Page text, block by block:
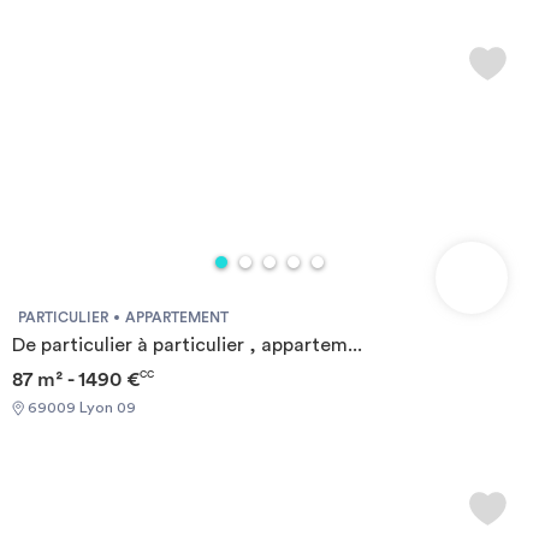
PARTICULIER APPARTEMENT
De particulier à particulier , appartem...
87 m² - 1490 €CC
69009 Lyon 09